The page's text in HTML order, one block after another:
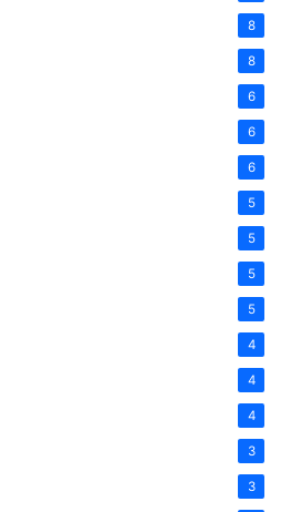
8
8
6
6
6
5
5
5
5
4
4
4
3
3